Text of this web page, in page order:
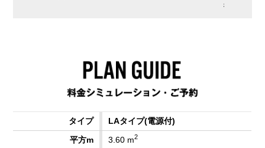
部機種の
LAタイプ(電源付)
3.60 m2